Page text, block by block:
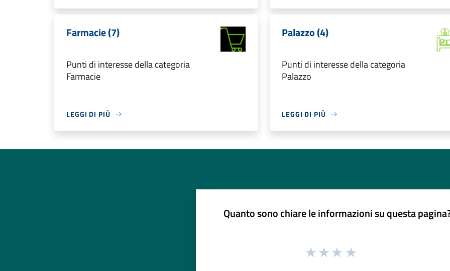
Farmacie (7)
Punti di interesse della categoria
Farmacie
LEGGI DI PIÙ
Palazzo (4)
Punti di interesse della categoria
Palazzo
LEGGI DI PIÙ
Quanto sono chiare le informazioni su questa